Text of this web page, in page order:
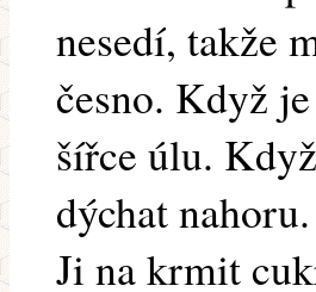
nesedí, takže
česno. Když
šířce úlu.
dýchat nahoru.
Ji na krmit